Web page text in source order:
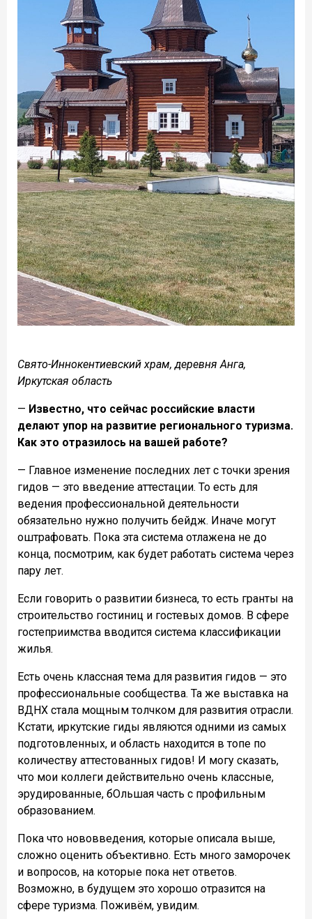
Свято-Иннокентиевский храм, деревня Анга,
Иркутская область
— Известно, что сейчас российские власти
делают упор на развитие регионального туризма.
Как это отразилось на вашей работе?
— Главное изменение последних лет с точки зрения
гидов — это введение аттестации. То есть для
ведения профессиональной деятельности
обязательно нужно получить бейдж. Иначе могут
оштрафовать. Пока эта система отлажена не до
конца, посмотрим, как будет работать система через
пару лет.
Если говорить о развитии бизнеса, то есть гранты на
строительство гостиниц и гостевых домов. В сфере
гостеприимства вводится система классификации
жилья.
Есть очень классная тема для развития гидов — это
профессиональные сообщества. Та же выставка на
ВДНХ стала мощным толчком для развития отрасли.
Кстати, иркутские гиды являются одними из самых
подготовленных, и область находится в топе по
количеству аттестованных гидов! И могу сказать,
что мои коллеги действительно очень классные,
эрудированные, бОльшая часть с профильным
образованием.
Пока что нововведения, которые описала выше,
сложно оценить объективно. Есть много заморочек
и вопросов, на которые пока нет ответов.
Возможно, в будущем это хорошо отразится на
сфере туризма. Поживём, увидим.